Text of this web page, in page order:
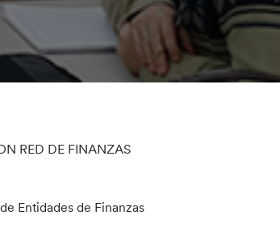
RED DE FINANZAS
Entidades de Finanzas